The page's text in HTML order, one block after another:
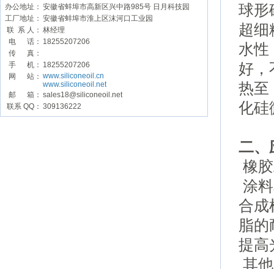
办公地址： 安徽省蚌埠市高新区兴中路985号 日月科技园
工厂地址： 安徽省蚌埠市淮上区沫河口工业园
联 系 人： 林经理
电 话： 18255207206
传 真：
手 机： 18255207206
网 站： www.siliconeoil.cn
www.siliconeoil.net
邮 箱： sales18@siliconeoil.net
联系 QQ： 309136222
球形
超细
水性
好，
热至
化硅
二、
橡
涂
合成
脂
提高
其